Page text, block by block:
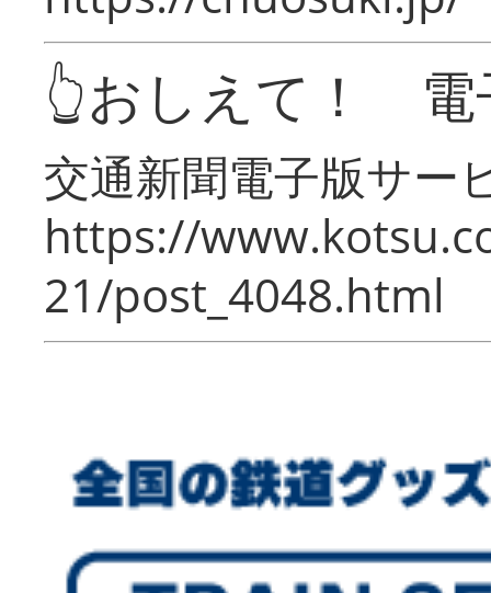
👆おしえて！ 電
交通新聞電子版サー
https://
21/post_4048.html